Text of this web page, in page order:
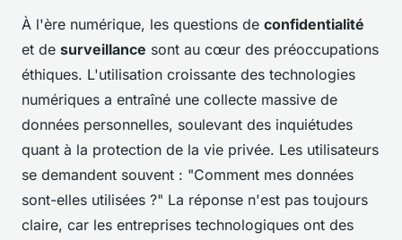
À l'ère numérique, les questions de confidentialité
et de surveillance sont au cœur des préoccupations
éthiques. L'utilisation croissante des technologies
numériques a entraîné une collecte massive de
données personnelles, soulevant des inquiétudes
quant à la protection de la vie privée. Les utilisateurs
se demandent souvent : "Comment mes données
sont-elles utilisées ?" La réponse n'est pas toujours
claire, car les entreprises technologiques ont des